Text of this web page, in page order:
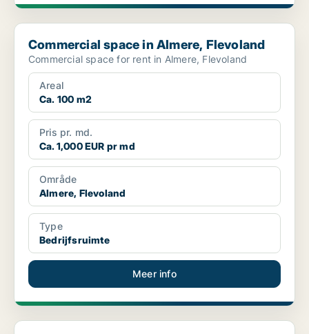
Commercial space in Almere, Flevoland
Commercial space in Almere, Flevoland
Commercial space for rent in Almere, Flevoland
Areal
Ca. 100 m2
Pris pr. md.
Ca. 1,000 EUR pr md
Område
Almere, Flevoland
Type
Bedrijfsruimte
Meer info
Commercial property in Almere, Flevoland